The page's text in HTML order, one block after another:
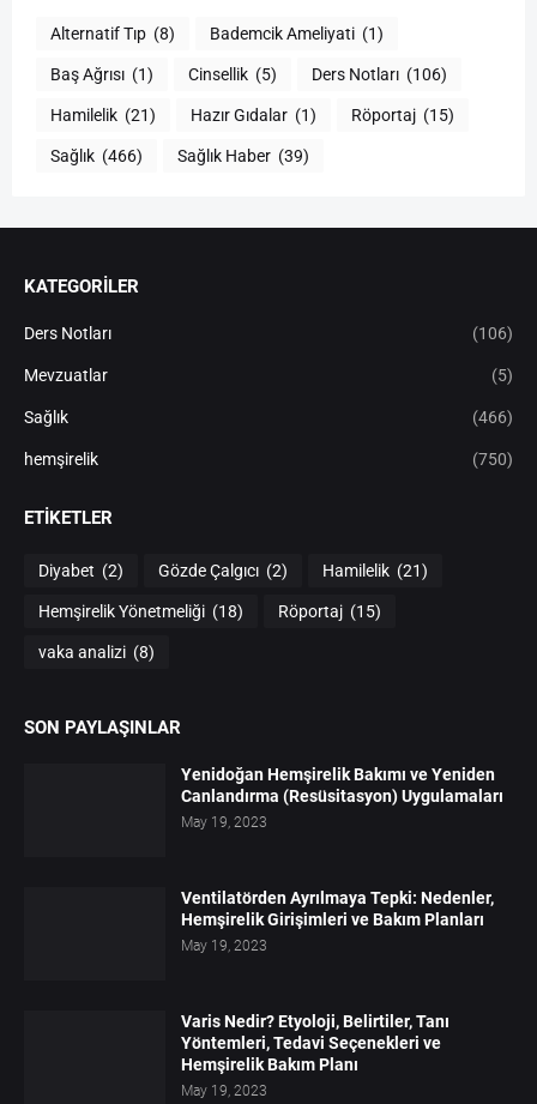
Alternatif Tıp (8) Bademcik Ameliyati (1)
Baş Ağrısı (1) Cinsellik (5) Ders Notları (106)
Hamilelik (21) Hazır Gıdalar (1) Röportaj (15)
Sağlık (466) Sağlık Haber (39)
KATEGORİLER
Ders Notları (106)
Mevzuatlar (5)
Sağlık (466)
hemşirelik (750)
ETIKETLER
Diyabet (2) Gözde Çalgıcı (2) Hamilelik (21)
Hemşirelik Yönetmeliği (18) Röportaj (15)
vaka analizi (8)
SON PAYLAŞINLAR
Yenidoğan Hemşirelik Bakımı ve Yeniden
Canlandırma (Resüsitasyon) Uygulamaları
May 19, 2023
Ventilatörden Ayrılmaya Tepki: Nedenler,
Hemşirelik Girişimleri ve Bakım Planları
May 19, 2023
Varis Nedir? Etyoloji, Belirtiler, Tanı
Yöntemleri, Tedavi Seçenekleri ve
Hemşirelik Bakım Planı
May 19, 2023